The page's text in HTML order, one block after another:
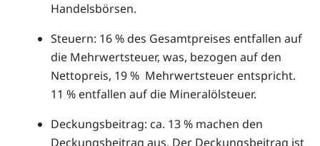
Handelsbörsen.
Steuern: 16 % des Gesamtpreises entfallen auf
die Mehrwertsteuer, was, bezogen auf den
Nettopreis, 19 % Mehrwertsteuer entspricht.
11 % entfallen auf die Mineralölsteuer.
Deckungsbeitrag: ca. 13 % machen den
Deckungsbeitrag aus. Der Deckungsbeitrag ist